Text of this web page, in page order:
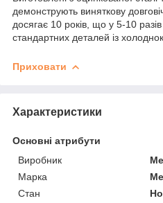
демонструють виняткову
досягає 10 років, що у 5-10
стандартних деталей із
Приховати
Характеристики
Основні атрибути
Виробник
Марка
Стан